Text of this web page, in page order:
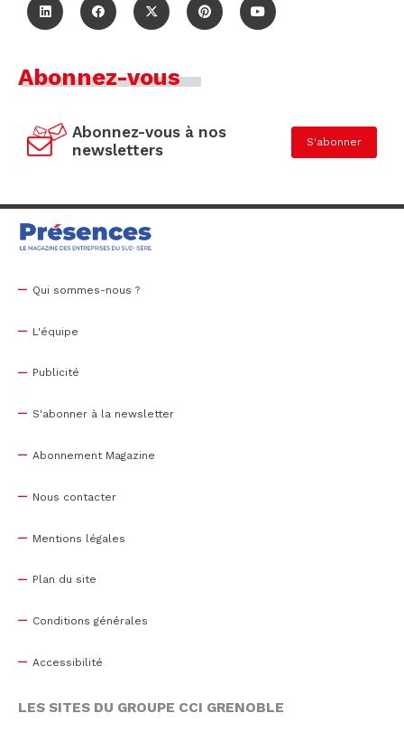
Abonnez-vous
Abonnez-vous à nos
newsletters
S'abonner
Qui sommes-nous ?
L'équipe
Publicité
S'abonner à la newsletter
Abonnement Magazine
Nous contacter
Mentions légales
Plan du site
Conditions générales
Accessibilité
LES SITES DU GROUPE CCI GRENOBLE